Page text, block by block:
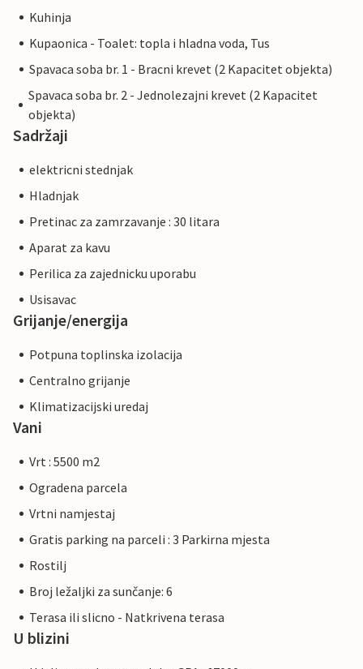
Kuhinja
Kupaonica - Toalet: topla i hladna voda, Tus
Spavaca soba br. 1 - Bracni krevet (2 Kapacitet objekta)
Spavaca soba br. 2 - Jednolezajni krevet (2 Kapacitet
objekta)
Sadržaji
elektricni stednjak
Hladnjak
Pretinac za zamrzavanje : 30 litara
Aparat za kavu
Perilica za zajednicku uporabu
Usisavac
Grijanje/energija
Potpuna toplinska izolacija
Centralno grijanje
Klimatizacijski uredaj
Vani
Vrt : 5500 m2
Ogradena parcela
Vrtni namjestaj
Gratis parking na parceli : 3 Parkirna mjesta
Rostilj
Broj ležaljki za sunčanje: 6
Terasa ili slicno - Natkrivena terasa
U blizini